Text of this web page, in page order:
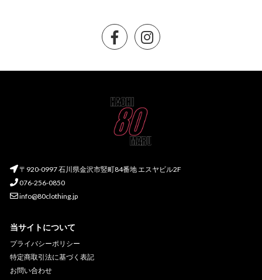
〒920-0997 石川県金沢市竪町84番地 エスヤビル2F
076-256-0850
info@80clothing.jp
当サイトについて
プライバシーポリシー
特定商取引法に基づく表記
お問い合わせ